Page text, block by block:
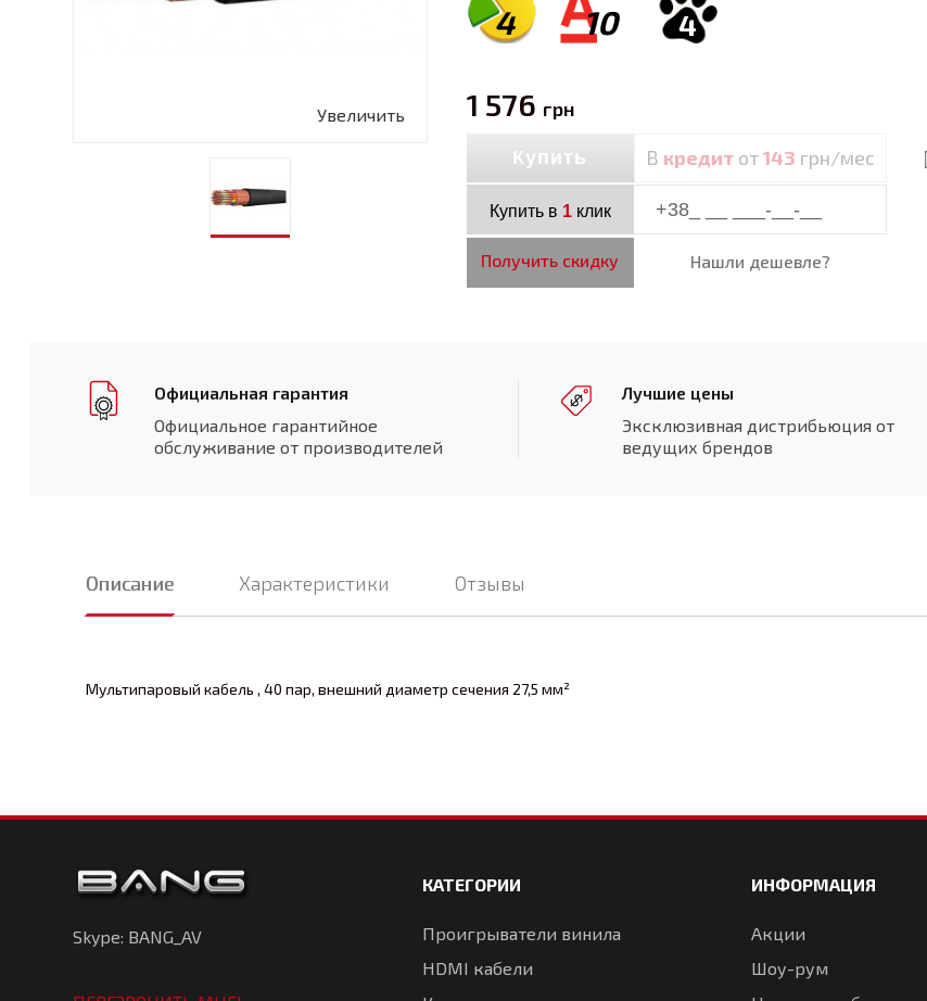
Увеличить
4 10 4
1 576 грн
Купить В кредитот143 грн/мес
Купить в 1клик
Нашли дешевле?
Получить скидку
Официальная гарантия
Официальное гарантийное
обслуживание от производителей
Лучшие цены
Эксклюзивная дистрибьюция от
ведущих брендов
Описание Характеристики Отзывы
Мультипаровый кабель , 40 пар, внешний диаметр сечения 27,5 мм²
Skype: BANG_AV
КАТЕГОРИИ
Проигрыватели винила
HDMI кабели
ИНФОРМАЦИЯ
Акции
Шоу-рум